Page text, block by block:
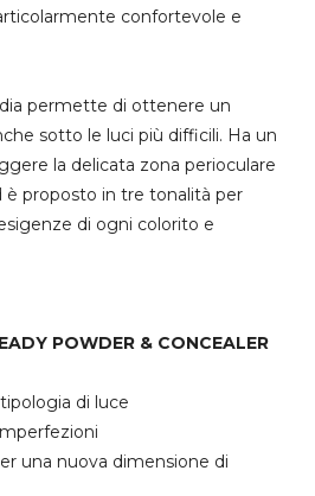
confortevole e
permette di ottenere un
sotto le luci più difficili. Ha un
la delicata zona perioculare
è proposto in tre tonalità per
di ogni colorito e
POWDER & CONCEALER
di luce
una nuova dimensione di